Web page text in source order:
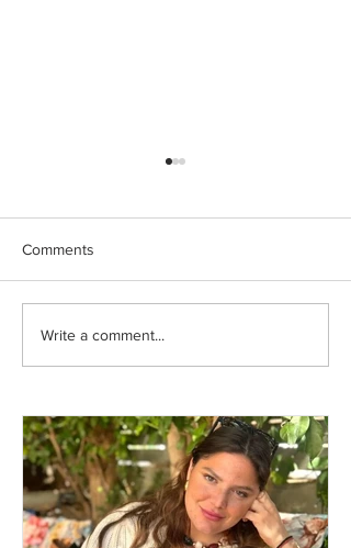
Ιωάννα Τούνη: Η
εξομολόγηση για τη
Comments
Write a comment...